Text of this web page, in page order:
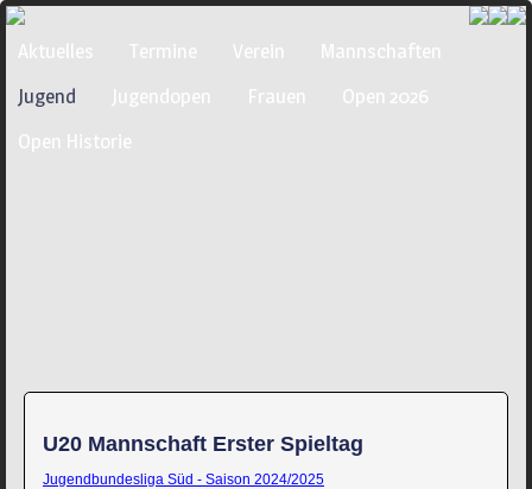
Navigation
überspringen
Aktuelles Termine Verein
Mannschaften
Jugend
Jugendopen Frauen
Open 2026
Open Historie
U20 Mannschaft Erster Spieltag
Jugendbundesliga Süd - Saison 2024/2025